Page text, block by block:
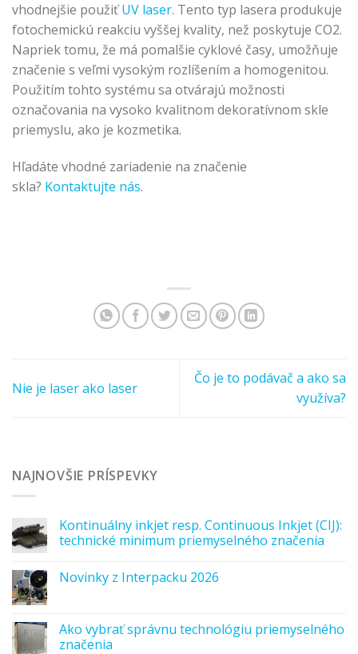
vhodnejšie použiťUV laser. Tento typ lasera produkuje
fotochemickú reakciu vyššej kvality, než poskytuje CO2.
Napriek tomu, že má pomalšie cyklové časy, umožňuje
značenie s veľmi vysokým rozlíšením a homogenitou.
Použitím tohto systému sa otvárajú možnosti
označovania na vysoko kvalitnom dekoratívnom skle
priemyslu, ako je kozmetika.
Hľadáte vhodné zariadenie na značenie
skla? Kontaktujte nás.
Nie je laser ako laser
Čo je to podávač a ako sa
využíva?
NAJNOVŠIE PRÍSPEVKY
Kontinuálny inkjet resp. Continuous Inkjet (CIJ):
technické minimum priemyselného značenia
Novinky z Interpacku 2026
Ako vybrať správnu technológiu priemyselného
značenia